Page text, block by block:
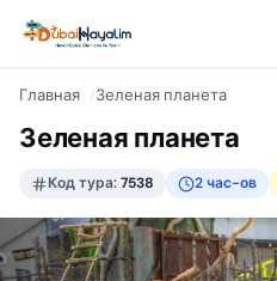
Главная Зеленая планета
Зеленая планета
Код тура:7538 2 час-ов